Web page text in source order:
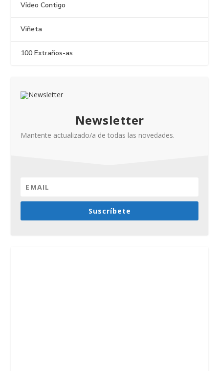
Vídeo Contigo
Viñeta
100 Extraños-as
Newsletter
Mantente actualizado/a de todas las novedades.
Suscríbete